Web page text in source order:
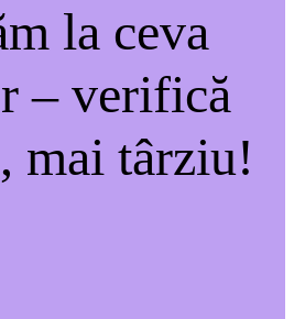
la ceva
– verifică
mai târziu!